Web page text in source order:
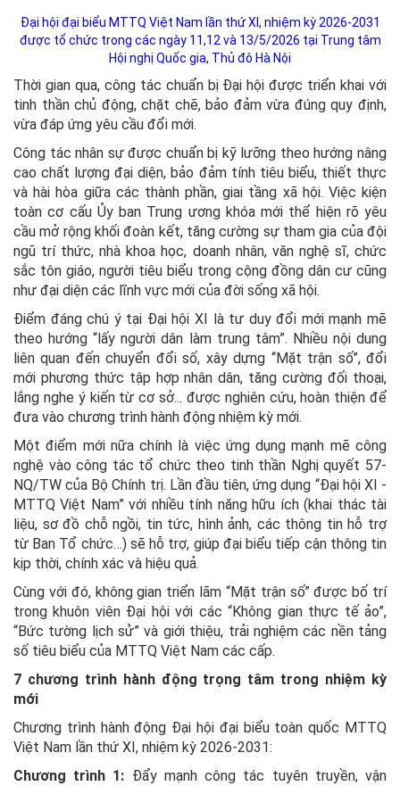
Đại hội đại biểu MTTQ Việt Nam lần thứ XI, nhiệm kỳ 2026-2031
được tổ chức trong các ngày 11,12 và 13/5/2026 tại Trung tâm
Hội nghị Quốc gia, Thủ đô Hà Nội
Thời gian qua, công tác chuẩn bị Đại hội được triển khai với
tinh thần chủ động, chặt chẽ, bảo đảm vừa đúng quy định,
vừa đáp ứng yêu cầu đổi mới.
Công tác nhân sự được chuẩn bị kỹ lưỡng theo hướng nâng
cao chất lượng đại diện, bảo đảm tính tiêu biểu, thiết thực
và hài hòa giữa các thành phần, giai tầng xã hội. Việc kiện
toàn cơ cấu Ủy ban Trung ương khóa mới thể hiện rõ yêu
cầu mở rộng khối đoàn kết, tăng cường sự tham gia của đội
ngũ trí thức, nhà khoa học, doanh nhân, văn nghệ sĩ, chức
sắc tôn giáo, người tiêu biểu trong cộng đồng dân cư cũng
như đại diện các lĩnh vực mới của đời sống xã hội.
Điểm đáng chú ý tại Đại hội XI là tư duy đổi mới mạnh mẽ
theo hướng “lấy người dân làm trung tâm”. Nhiều nội dung
liên quan đến chuyển đổi số, xây dựng “Mặt trận số”, đổi
mới phương thức tập hợp nhân dân, tăng cường đối thoại,
lắng nghe ý kiến từ cơ sở... được nghiên cứu, hoàn thiện để
đưa vào chương trình hành động nhiệm kỳ mới.
Một điểm mới nữa chính là việc ứng dụng mạnh mẽ công
nghệ vào công tác tổ chức theo tinh thần Nghị quyết 57-
NQ/TW của Bộ Chính trị. Lần đầu tiên, ứng dụng “Đại hội XI -
MTTQ Việt Nam” với nhiều tính năng hữu ích (khai thác tài
liệu, sơ đồ chỗ ngồi, tin tức, hình ảnh, các thông tin hỗ trợ
từ Ban Tổ chức…) sẽ hỗ trợ, giúp đại biểu tiếp cận thông tin
kịp thời, chính xác và hiệu quả.
Cùng với đó, không gian triển lãm “Mặt trận số” được bố trí
trong khuôn viên Đại hội với các “Không gian thực tế ảo”,
“Bức tường lịch sử” và giới thiệu, trải nghiệm các nền tảng
số tiêu biểu của MTTQ Việt Nam các cấp.
7 chương trình hành động trọng tâm trong nhiệm kỳ
mới
Chương trình hành động Đại hội đại biểu toàn quốc MTTQ
Việt Nam lần thứ XI, nhiệm kỳ 2026-2031:
Chương trình 1: Đẩy mạnh công tác tuyên truyền, vận